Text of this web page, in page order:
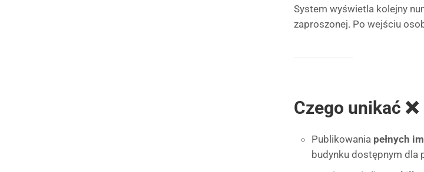
System wyświetla kolejny
zaproszonej. Po wejściu
Czego unikać ❌
Publikowania pełnych
budynku dostępnym dla